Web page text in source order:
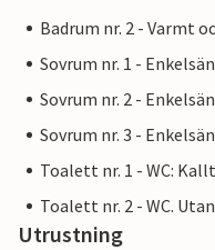
Badrum nr. 2 - Varmt
Sovrum nr. 1 -
Sovrum nr. 2 -
Sovrum nr. 3 -
Toalett nr. 1 - WC:
Toalett nr. 2 - WC.
Utrustning